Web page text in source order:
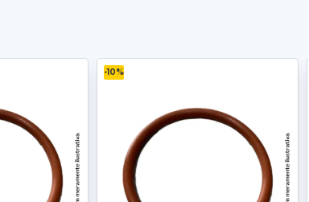
-10%